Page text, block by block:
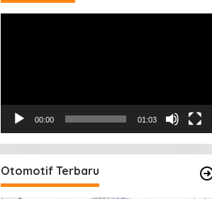
00:00 01:03
Otomotif Terbaru